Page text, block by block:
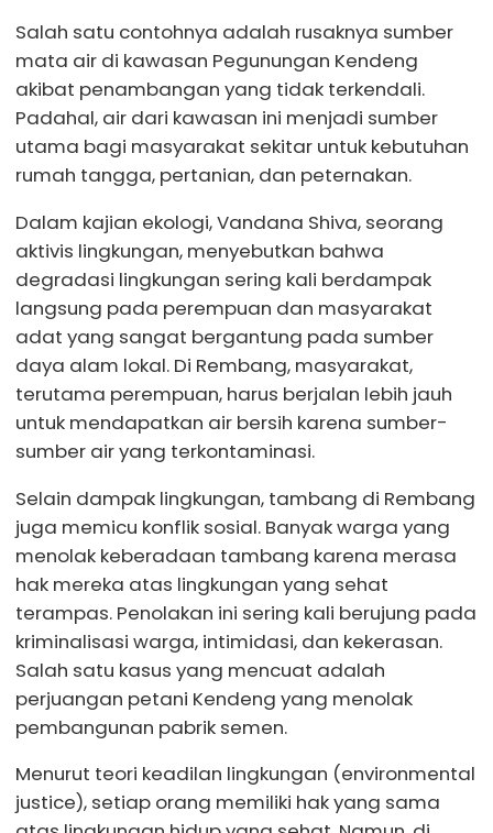
Salah satu contohnya adalah rusaknya sumber
mata air di kawasan Pegunungan Kendeng
akibat penambangan yang tidak terkendali.
Padahal, air dari kawasan ini menjadi sumber
utama bagi masyarakat sekitar untuk kebutuhan
rumah tangga, pertanian, dan peternakan.
Dalam kajian ekologi, Vandana Shiva, seorang
aktivis lingkungan, menyebutkan bahwa
degradasi lingkungan sering kali berdampak
langsung pada perempuan dan masyarakat
adat yang sangat bergantung pada sumber
daya alam lokal. Di Rembang, masyarakat,
terutama perempuan, harus berjalan lebih jauh
untuk mendapatkan air bersih karena sumber-
sumber air yang terkontaminasi.
Selain dampak lingkungan, tambang di Rembang
juga memicu konflik sosial. Banyak warga yang
menolak keberadaan tambang karena merasa
hak mereka atas lingkungan yang sehat
terampas. Penolakan ini sering kali berujung pada
kriminalisasi warga, intimidasi, dan kekerasan.
Salah satu kasus yang mencuat adalah
perjuangan petani Kendeng yang menolak
pembangunan pabrik semen.
Menurut teori keadilan lingkungan (environmental
justice), setiap orang memiliki hak yang sama